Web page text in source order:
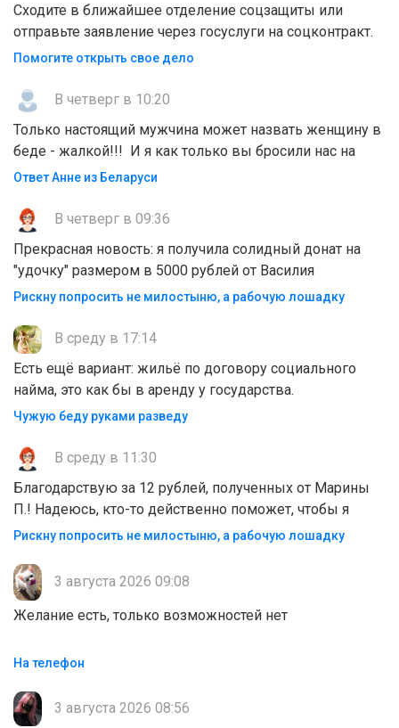
Сходите в ближайшее отделение соцзащиты или
отправьте заявление через госуслуги на соцконтракт.
Помогите открыть свое дело
В четверг в 10:20
Только настоящий мужчина может назвать женщину в
беде - жалкой!!! И я как только вы бросили нас на
Ответ Анне из Беларуси
В четверг в 09:36
Прекрасная новость: я получила солидный донат на
"удочку" размером в 5000 рублей от Василия
Рискну попросить не милостыню, а рабочую лошадку
В среду в 17:14
Есть ещё вариант: жильё по договору социального
найма, это как бы в аренду у государства.
Чужую беду руками разведу
В среду в 11:30
Благодарствую за 12 рублей, полученных от Марины
П.! Надеюсь, кто-то действенно поможет, чтобы я
Рискну попросить не милостыню, а рабочую лошадку
3 августа 2026 09:08
Желание есть, только возможностей нет
На телефон
3 августа 2026 08:56